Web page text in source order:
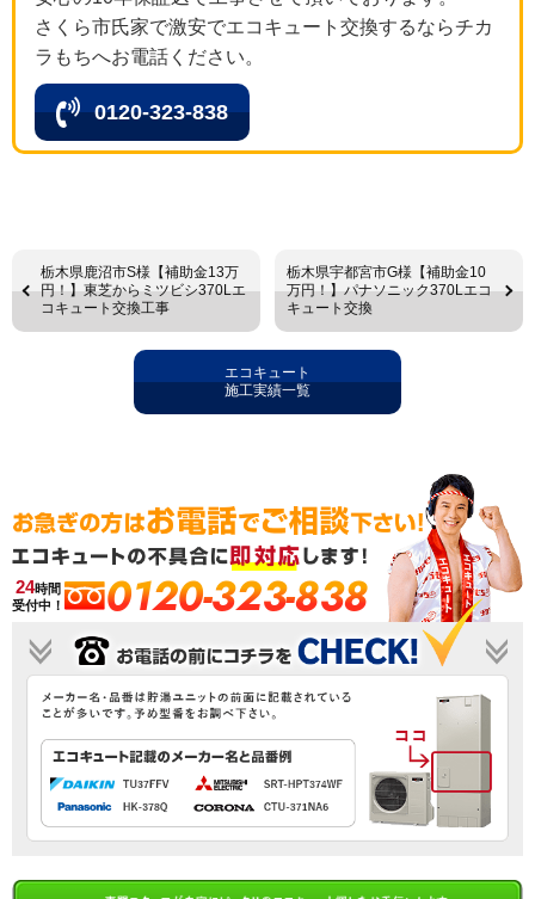
さくら市氏家で激安でエコキュート交換するならチカ
ラもちへお電話ください。
0120-323-838
栃木県鹿沼市S様【補助金13万
円！】東芝からミツビシ370Lエ
コキュート交換工事
栃木県宇都宮市G様【補助金10
万円！】パナソニック370Lエコ
キュート交換
エコキュート
施工実績一覧
24時間
受付中！
0120-323-838